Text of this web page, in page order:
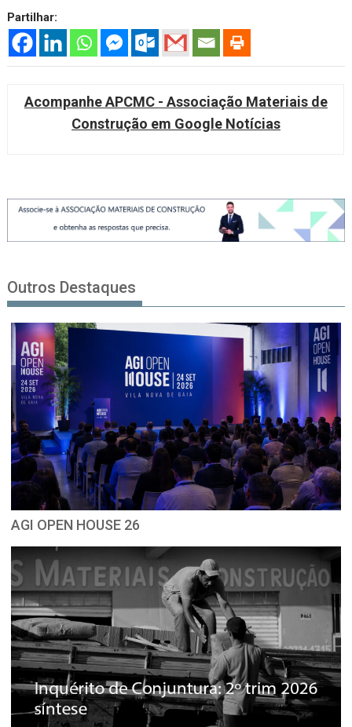
Partilhar:
Acompanhe APCMC - Associação Materiais de
Construção em Google Notícias
Outros Destaques
AGI OPEN HOUSE 26